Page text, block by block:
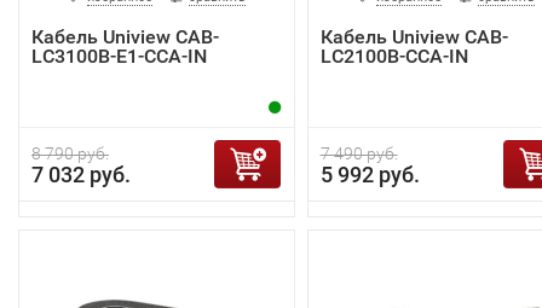
Кабель Uniview CAB-
LC3100B-E1-CCA-IN
8 790 руб.
7 032 руб.
Кабель Uniview CAB-
LC2100B-CCA-IN
7 490 руб.
5 992 руб.